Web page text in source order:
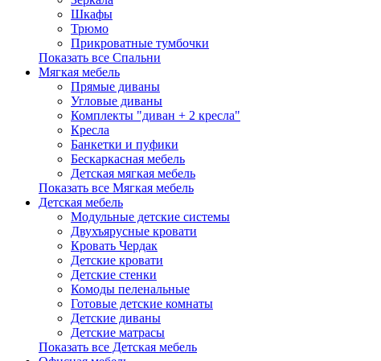
Шкафы
Трюмо
Прикроватные тумбочки
Показать все Спальни
Мягкая мебель
Прямые диваны
Угловые диваны
Комплекты "диван + 2 кресла"
Кресла
Банкетки и пуфики
Бескаркасная мебель
Детская мягкая мебель
Показать все Мягкая мебель
Детская мебель
Модульные детские системы
Двухъярусные кровати
Кровать Чердак
Детские кровати
Детские стенки
Комоды пеленальные
Готовые детские комнаты
Детские диваны
Детские матрасы
Показать все Детская мебель